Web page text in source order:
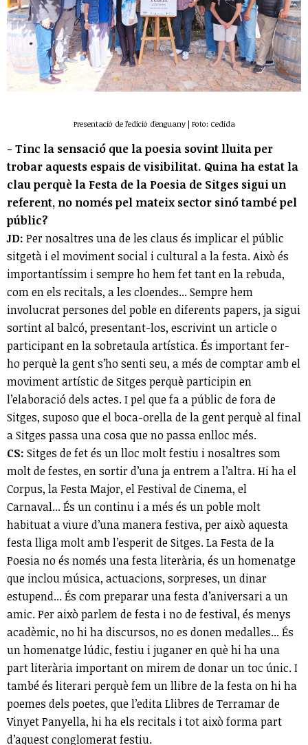
Presentació de l'edició d'enguany | Foto: Cedida
- Tinc la sensació que la poesia sovint lluita per
trobar aquests espais de visibilitat. Quina ha estat la
clau perquè la Festa de la Poesia de Sitges sigui un
referent, no només pel mateix sector sinó també pel
públic?
JD: Per nosaltres una de les claus és implicar el públic
sitgetà i el moviment social i cultural a la festa. Això és
importantíssim i sempre ho hem fet tant en la rebuda,
com en els recitals, a les cloendes... Sempre hem
involucrat persones del poble en diferents papers, ja sigui
sortint al balcó, presentant-los, escrivint un article o
participant en la sobretaula artística. És important fer-
ho perquè la gent s’ho senti seu, a més de comptar amb el
moviment artístic de Sitges perquè participin en
l’elaboració dels actes. I pel que fa a públic de fora de
Sitges, suposo que el boca-orella de la gent perquè al final
a Sitges passa una cosa que no passa enlloc més.
CS: Sitges de fet és un lloc molt festiu i nosaltres som
molt de festes, en sortir d’una ja entrem a l’altra. Hi ha el
Corpus, la Festa Major, el Festival de Cinema, el
Carnaval... És un continu i a més és un poble molt
habituat a viure d’una manera festiva, per això aquesta
festa lliga molt amb l’esperit de Sitges. La Festa de la
Poesia no és només una festa literària, és un homenatge
que inclou música, actuacions, sorpreses, un dinar
estupend... És com preparar una festa d’aniversari a un
amic. Per això parlem de festa i no de festival, és menys
acadèmic, no hi ha discursos, no es donen medalles... És
un homenatge lúdic, festiu i juganer en què hi ha una
part literària important on mirem de donar un toc únic. I
també és literari perquè fem un llibre de la festa on hi ha
poemes dels poetes, que l’edita Llibres de Terramar de
Vinyet Panyella, hi ha els recitals i tot això forma part
d’aquest conglomerat festiu.